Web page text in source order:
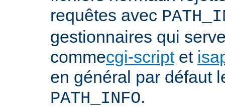
requêtes avec
gestionnaires qui
commecgi-scriptet
en général par défaut
PATH_INFO.